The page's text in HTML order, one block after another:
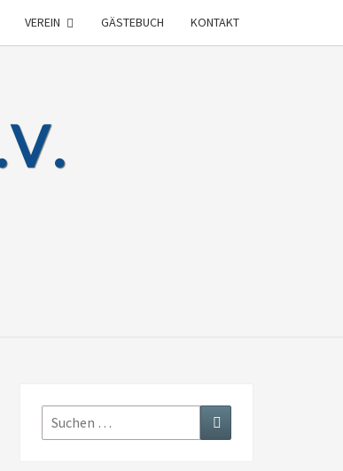
VEREIN GÄSTEBUCH KONTAKT
Suchen
nach:
Suchen